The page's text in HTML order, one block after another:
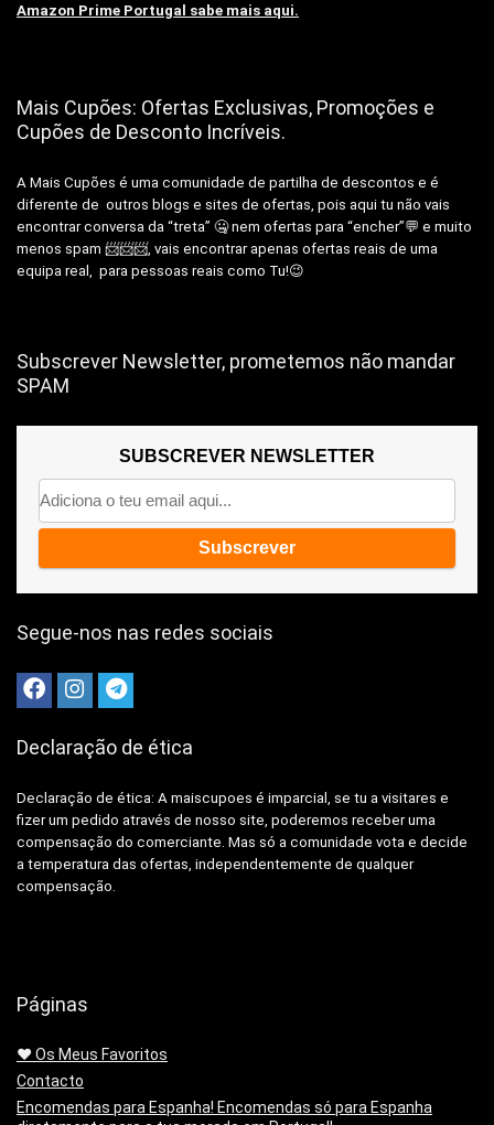
Amazon Prime Portugal sabe mais aqui.
Mais Cupões: Ofertas Exclusivas, Promoções e
Cupões de Desconto Incríveis.
A Mais Cupões é uma comunidade de partilha de descontos e é
diferente de outros blogs e sites de ofertas, pois aqui tu não vais
encontrar conversa da “treta” 🤐 nem ofertas para “encher”💬 e muito
menos spam 📨📨📨, vais encontrar apenas ofertas reais de uma
equipa real, para pessoas reais como Tu!😉
Subscrever Newsletter, prometemos não mandar
SPAM
SUBSCREVER NEWSLETTER
Segue-nos nas redes sociais
Declaração de ética
Declaração de ética: A maiscupoes é imparcial, se tu a visitares e
fizer um pedido através de nosso site, poderemos receber uma
compensação do comerciante. Mas só a comunidade vota e decide
a temperatura das ofertas, independentemente de qualquer
compensação.
Páginas
❤️ Os Meus Favoritos
Contacto
Encomendas para Espanha! Encomendas só para Espanha